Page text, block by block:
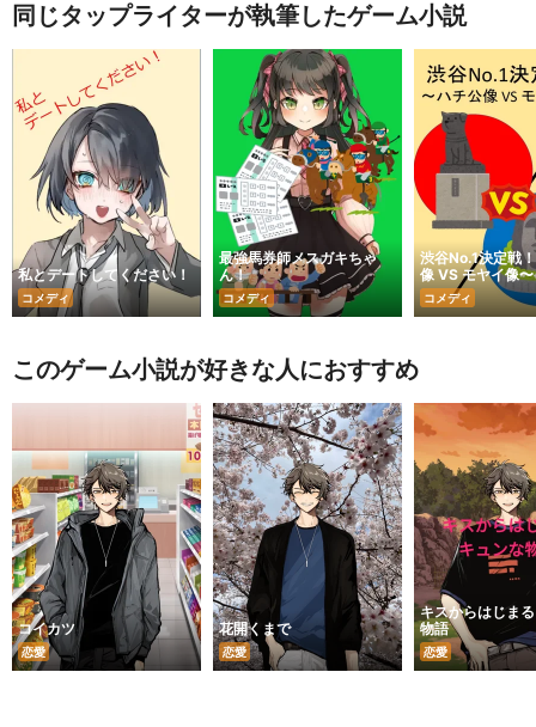
同じタップライターが執筆したゲーム小説
私とデートしてください！
コメディ
最強馬券師メスガキちゃ
ん！
コメディ
渋谷No.1決定戦
像 VS モヤイ像〜
コメディ
このゲーム小説が好きな人におすすめ
コイカツ
恋愛
花開くまで
恋愛
キスからはじま
物語
恋愛